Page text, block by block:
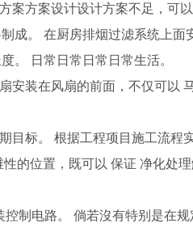
案方案设计设计方案不足，可
成。 在厨房排烟过滤系统上面
。 日常日常日常日常生活。
安装在风扇的前面，不仅可以
目标。 根据工程项目施工流程
的位置，既可以 保证 净化处
制电路。 倘若沒有特别是在